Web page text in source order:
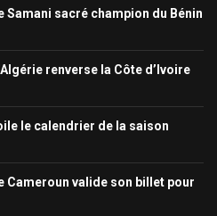
sacré champion du Bénin
renverse la Côte d’Ivoire
le calendrier de la saison
Cameroun valide son billet pour